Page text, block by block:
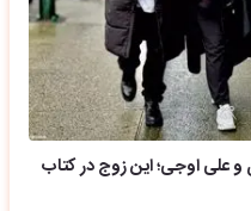
علی اوجی؛ این زوج در کتاب